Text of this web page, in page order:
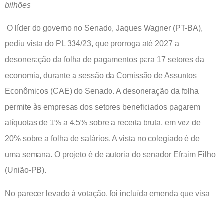
bilhões
O líder do governo no Senado, Jaques Wagner (PT-BA),
pediu vista do PL 334/23, que prorroga até 2027 a
desoneração da folha de pagamentos para 17 setores da
economia, durante a sessão da Comissão de Assuntos
Econômicos (CAE) do Senado. A desoneração da folha
permite às empresas dos setores beneficiados pagarem
alíquotas de 1% a 4,5% sobre a receita bruta, em vez de
20% sobre a folha de salários. A vista no colegiado é de
uma semana. O projeto é de autoria do senador Efraim Filho
(União-PB).
No parecer levado à votação, foi incluída emenda que visa